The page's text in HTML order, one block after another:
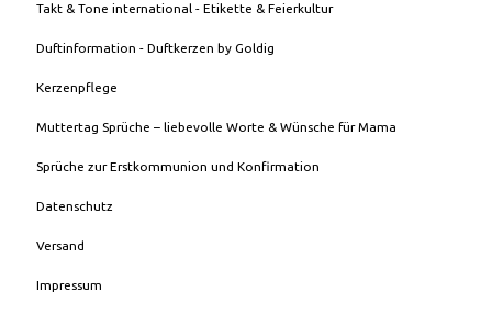
Takt & Tone international - Etikette & Feierkultur
Duftinformation - Duftkerzen by Goldig
Kerzenpflege
Muttertag Sprüche – liebevolle Worte & Wünsche für Mama
Sprüche zur Erstkommunion und Konfirmation
Datenschutz
Versand
Impressum